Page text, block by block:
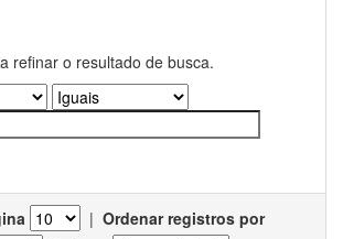
refinar o resultado de busca.
| Ordenar registros por